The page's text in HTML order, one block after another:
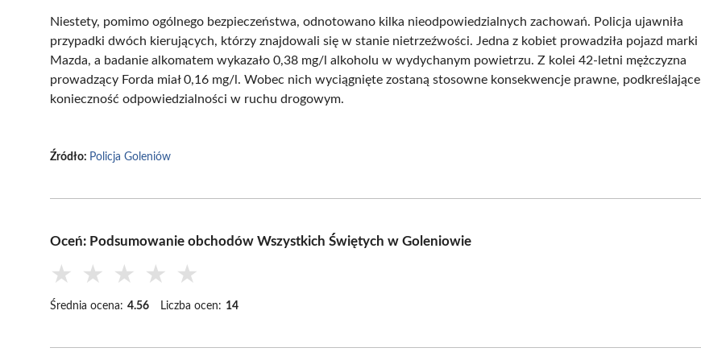
Niestety, pomimo ogólnego bezpieczeństwa, odnotowano kilka nieodpowiedzialnych zachowań. Policja ujawniła
przypadki dwóch kierujących, którzy znajdowali się w stanie nietrzeźwości. Jedna z kobiet prowadziła pojazd marki
Mazda, a badanie alkomatem wykazało 0,38 mg/l alkoholu w wydychanym powietrzu. Z kolei 42-letni mężczyzna
prowadzący Forda miał 0,16 mg/l. Wobec nich wyciągnięte zostaną stosowne konsekwencje prawne, podkreślające
konieczność odpowiedzialności w ruchu drogowym.
Źródło: Policja Goleniów
Oceń: Podsumowanie obchodów Wszystkich Świętych w Goleniowie
★ ★ ★ ★ ★
Średnia ocena: 4.56 Liczba ocen: 14